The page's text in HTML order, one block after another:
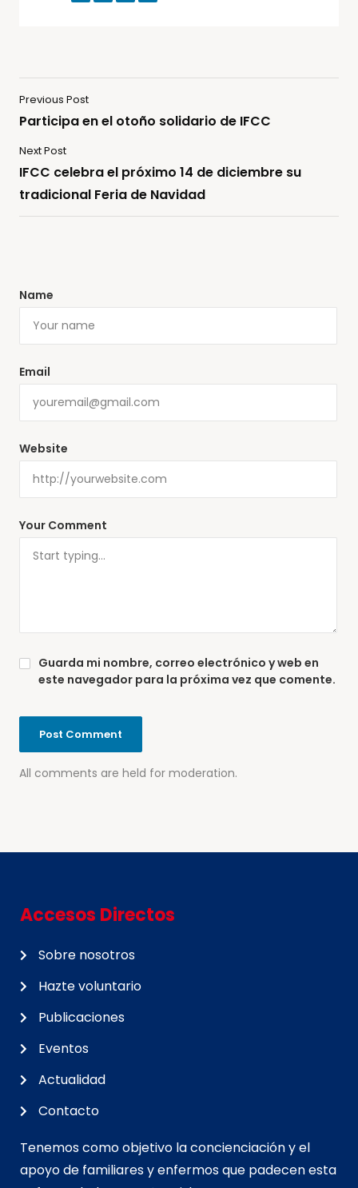
Previous Post
Participa en el otoño solidario de IFCC
Next Post
IFCC celebra el próximo 14 de diciembre su
tradicional Feria de Navidad
Your Comment
All comments are held for moderation.
Name
Email
Website
Guarda mi nombre, correo electrónico y web en
este navegador para la próxima vez que comente.
Accesos Directos
Sobre nosotros
Hazte voluntario
Publicaciones
Eventos
Actualidad
Contacto
Tenemos como objetivo la concienciación y el
apoyo de familiares y enfermos que padecen esta